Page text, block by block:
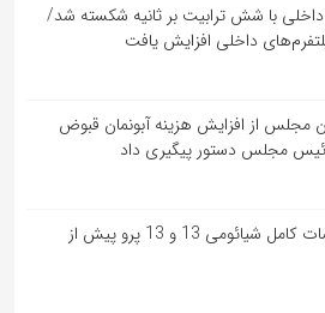
داخلی با شش ترابیت بر ثانیه شکسته شد/
داخلی افزایش یافت
مجلس از افزایش هزینه آبونمان قبوض
مجلس دستور پیگیری داد
افشای مشخصات کامل شیائومی 13 و 13 پرو پیش از